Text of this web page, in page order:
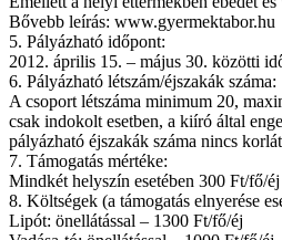
Bővebb leírás: www.gyermektabor.hu
5. Pályázható időpont:
2012. április 15. – május 30. közötti
6. Pályázható létszám/éjszakák száma:
A csoport létszáma minimum 20,
csak indokolt esetben, a kiíró által
pályázható éjszakák száma nincs
7. Támogatás mértéke:
Mindkét helyszín esetében 300 Ft/fő/éj
8. Költségek (a támogatás elnyerése
Lipót: önellátással – 1300 Ft/fő/éj